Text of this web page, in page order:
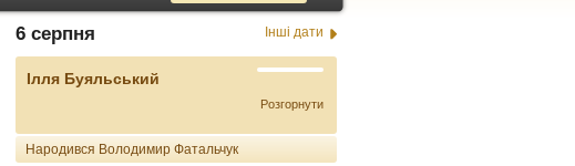
6 серпня Інші дати
Ілля Буяльський
Розгорнути
Народився Володимир Фатальчук